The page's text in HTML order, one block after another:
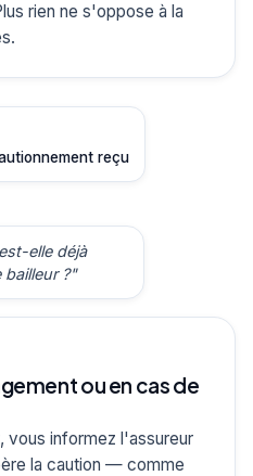
rien ne s'oppose à la
reçu
elle déjà
bailleur ?"
ou en cas de
vous informez l'assureur
la caution — comme